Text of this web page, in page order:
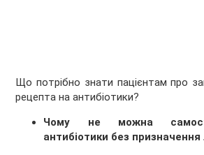
Що потрібно знати пацієнтам про
рецепта на антибіотики?
Чому не можна
антибіотики без призначення